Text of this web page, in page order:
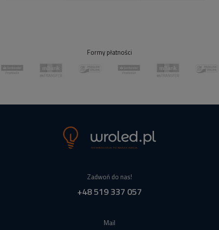
Formy płatności
Zadwoń do nas!
+48 519 337 057
Mail